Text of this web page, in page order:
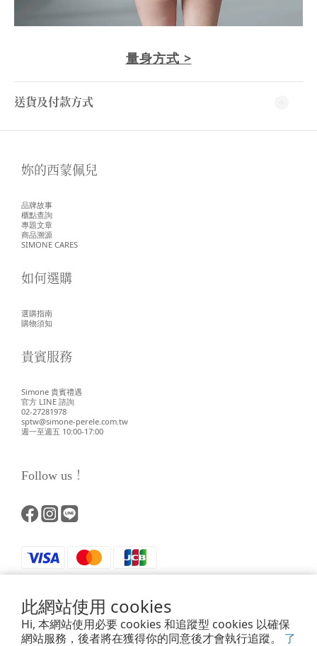
此網站使用 cookies
Hi, 本網站使用必要 cookies 和追蹤型 cookies 以確保
網站服務，後者將在獲得你的同意後才會執行追蹤。 了
量身方式 >
送貨及付款方式
妳的西蒙佩兒
品牌故事
櫃點查詢
專題文章
商品溯源
SIMONE CARES
如何選購
選購指南
購物須知
貴賓服務
Simone 貴賓禮遇
官方 LINE 諮詢
02-27281978
sptw@simone-perele.com.tw
週一至週五 10:00-17:00
Follow us！